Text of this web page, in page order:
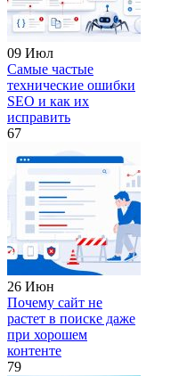
09 Июл
Самые частые
технические ошибки
SEO и как их
исправить
67
26 Июн
Почему сайт не
растет в поиске даже
при хорошем
контенте
79